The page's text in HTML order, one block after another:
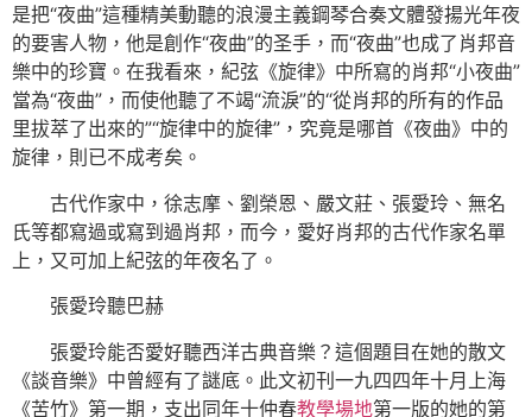
是把“夜曲”這種精美動聽的浪漫主義鋼琴合奏文體發揚光年夜
的要害人物，他是創作“夜曲”的圣手，而“夜曲”也成了肖邦音
樂中的珍寶。在我看來，紀弦《旋律》中所寫的肖邦“小夜曲”
當為“夜曲”，而使他聽了不竭“流淚”的“從肖邦的所有的作品
里拔萃了出來的”“旋律中的旋律”，究竟是哪首《夜曲》中的
旋律，則已不成考矣。
古代作家中，徐志摩、劉榮恩、嚴文莊、張愛玲、無名
氏等都寫過或寫到過肖邦，而今，愛好肖邦的古代作家名單
上，又可加上紀弦的年夜名了。
張愛玲聽巴赫
張愛玲能否愛好聽西洋古典音樂？這個題目在她的散文
《談音樂》中曾經有了謎底。此文初刊一九四四年十月上海
《苦竹》第一期，支出同年十仲春教學場地第一版的她的第